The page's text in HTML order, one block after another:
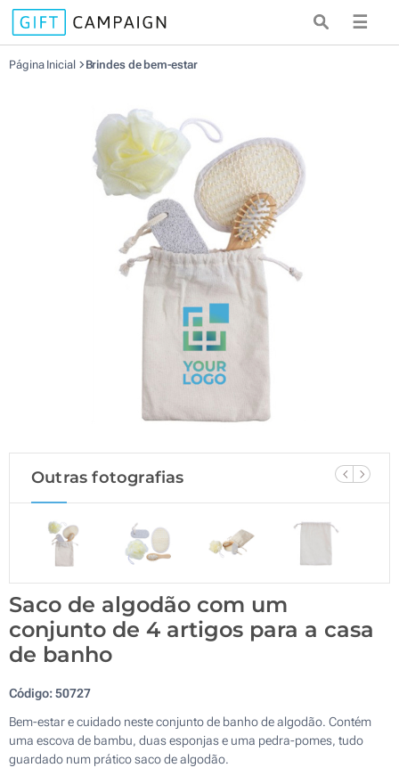
☰
Página Inicial Brindes de bem-estar
Outras fotografias
Saco de algodão com um
conjunto de 4 artigos para a casa
de banho
Código:50727
Bem-estar e cuidado neste conjunto de banho de algodão. Contém
uma escova de bambu, duas esponjas e uma pedra-pomes, tudo
guardado num prático saco de algodão.